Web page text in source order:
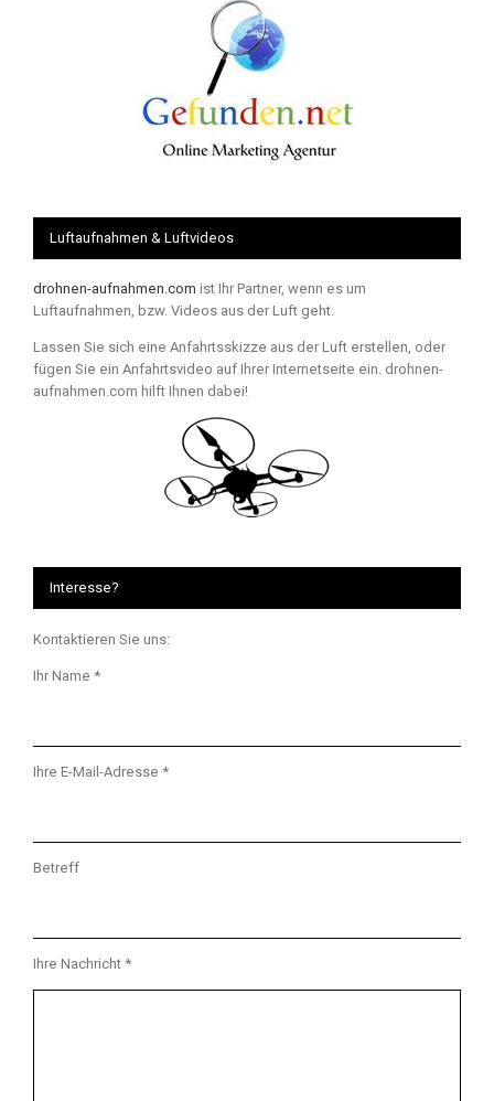
Luftaufnahmen & Luftvideos
drohnen-aufnahmen.com ist Ihr Partner, wenn es um
Luftaufnahmen, bzw. Videos aus der Luft geht.
Lassen Sie sich eine Anfahrtsskizze aus der Luft erstellen, oder
fügen Sie ein Anfahrtsvideo auf Ihrer Internetseite ein. drohnen-
aufnahmen.com hilft Ihnen dabei!
Interesse?
Kontaktieren Sie uns:
Ihr Name *
Ihre E-Mail-Adresse *
Betreff
Ihre Nachricht *